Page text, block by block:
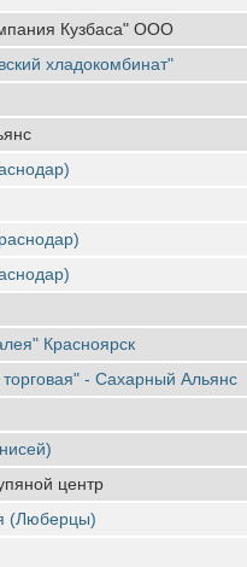
Кузбаса" ООО
хладокомбинат"
Красноярск
- Сахарный Альянс
центр
(Люберцы)